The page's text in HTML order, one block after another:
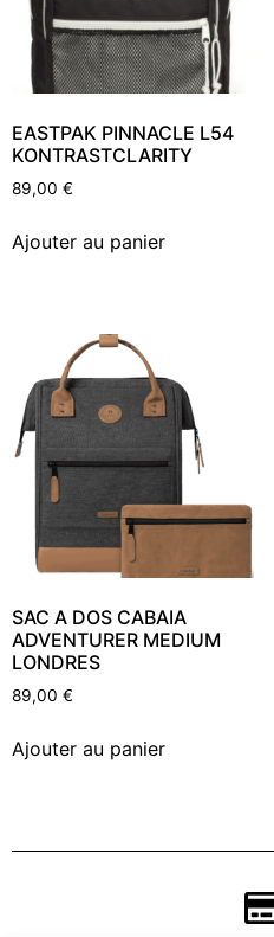
EASTPAK PINNACLE L54
KONTRASTCLARITY
89,00 €
Ajouter au panier
SAC A DOS CABAIA
ADVENTURER MEDIUM
LONDRES
89,00 €
Ajouter au panier